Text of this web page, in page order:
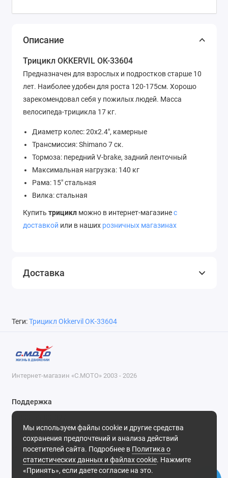
Описание
Трицикл OKKERVIL OK-33604
Предназначен для взрослых и подростков старше 10
лет. Наиболее удобен для роста 120-175см. Хорошо
зарекомендовал себя у пожилых людей. Масса
велосипеда-трицикла 17 кг.
Диаметр колес: 20х2.4", камерные
Трансмиссия: Shimano 7 ск.
Тормоза: передний V-brake, задний ленточный
Максимальная нагрузка: 140 кг
Рама: 15" стальная
Вилка: стальная
Купить трицикл можно в интернет-магазинес
доставкой или в наших розничных магазинах
Доставка
Теги:Трицикл Okkervil ОК-33604
Мы используем файлы cookie и другие средства
сохранения предпочтений и анализа действий
посетителей сайта. Подробнее в Политика о
статистических данных и файлах cookie. Нажмите
«Принять», если даете согласие на это.
Интернет-магазин «С.МОТО» 2003 - 2026
Поддержка
8-800-55-00-327
Будни, с 09-30 до 18-30
Мы в сети